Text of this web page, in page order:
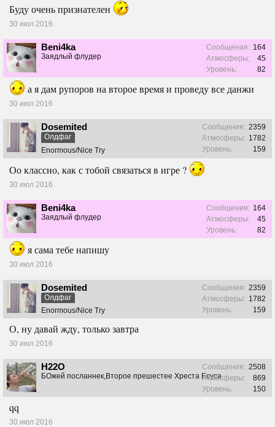
Буду очень признателен
30 июл 2016
Beni4ka
Заядлый флудер
Сообщения: 164
Атмосферы:
45
Уровень:
82
а я дам рупоров на второе время и проведу все данжи
30 июл 2016
Dosemited
Олдфаг
Enormous/Nice Try
Сообщения: 2359
Атмосферы: 1782
Уровень:
159
Оо классно, как с тобой связаться в игре ?
30 июл 2016
Beni4ka
Заядлый флудер
Сообщения: 164
Атмосферы:
45
Уровень:
82
я сама тебе напишу
30 июл 2016
Dosemited
Олдфаг
Enormous/Nice Try
Сообщения: 2359
Атмосферы: 1782
Уровень:
159
О, ну давай жду, только завтра
30 июл 2016
H22O
БОжей посланнек,Второе прешестее Хреста Есуса
Сообщения: 2508
Атмосферы:
869
Уровень:
150
qq
30 июл 2016